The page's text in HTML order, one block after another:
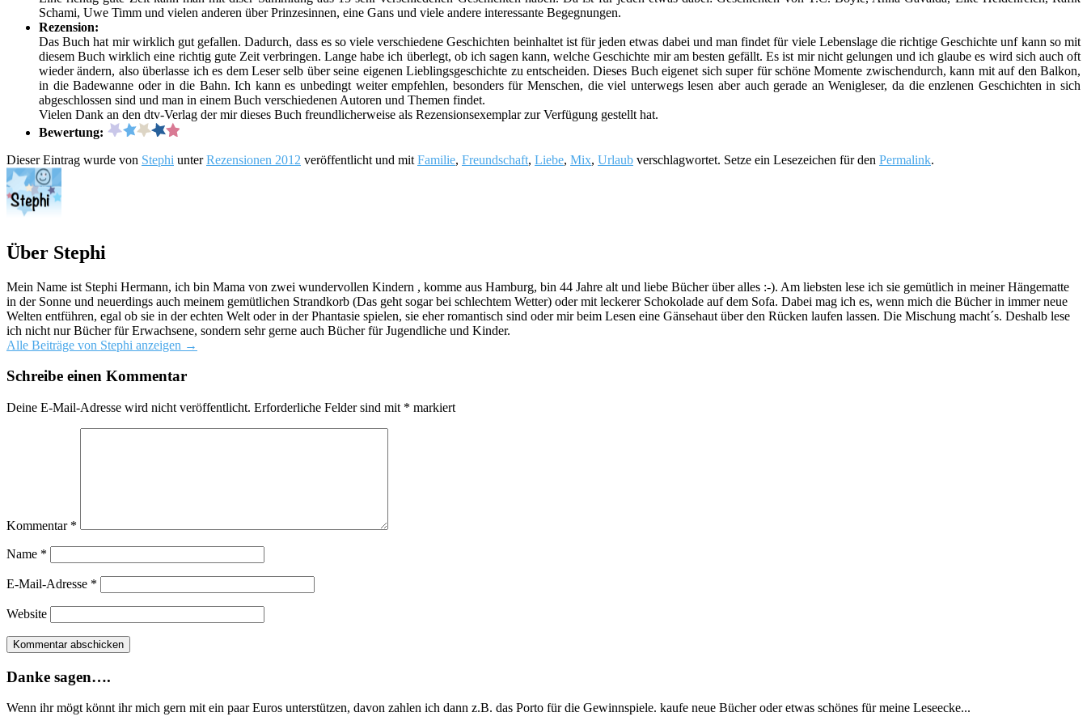
Schami, Uwe Timm und vielen anderen über Prinzesinnen, eine Gans und viele andere interessante Begegnungen.
Rezension:
Das Buch hat mir wirklich gut gefallen. Dadurch, dass es so viele verschiedene Geschichten beinhaltet ist für jeden etwas dabei und man findet für viele Lebenslage die richtige Geschichte unf kann so mit
diesem Buch wirklich eine richtig gute Zeit verbringen. Lange habe ich überlegt, ob ich sagen kann, welche Geschichte mir am besten gefällt. Es ist mir nicht gelungen und ich glaube es wird sich auch oft
wieder ändern, also überlasse ich es dem Leser selb über seine eigenen Lieblingsgeschichte zu entscheiden. Dieses Buch eigenet sich super für schöne Momente zwischendurch, kann mit auf den Balkon,
in die Badewanne oder in die Bahn. Ich kann es unbedingt weiter empfehlen, besonders für Menschen, die viel unterwegs lesen aber auch gerade an Wenigleser, da die enzlenen Geschichten in sich
abgeschlossen sind und man in einem Buch verschiedenen Autoren und Themen findet.
Vielen Dank an den dtv-Verlag der mir dieses Buch freundlicherweise als Rezensionsexemplar zur Verfügung gestellt hat.
Bewertung:
Dieser Eintrag wurde von Stephi unterRezensionen 2012 veröffentlicht und mit Familie, Freundschaft, Liebe, Mix, Urlaub verschlagwortet. Setze ein Lesezeichen für den Permalink.
Über Stephi
Mein Name ist Stephi Hermann, ich bin Mama von zwei wundervollen Kindern , komme aus Hamburg, bin 44 Jahre alt und liebe Bücher über alles :-). Am liebsten lese ich sie gemütlich in meiner Hängematte
in der Sonne und neuerdings auch meinem gemütlichen Strandkorb (Das geht sogar bei schlechtem Wetter) oder mit leckerer Schokolade auf dem Sofa. Dabei mag ich es, wenn mich die Bücher in immer neue
Welten entführen, egal ob sie in der echten Welt oder in der Phantasie spielen, sie eher romantisch sind oder mir beim Lesen eine Gänsehaut über den Rücken laufen lassen. Die Mischung macht´s. Deshalb lese
ich nicht nur Bücher für Erwachsene, sondern sehr gerne auch Bücher für Jugendliche und Kinder.
Alle Beiträge von Stephi anzeigen →
Schreibe einen Kommentar
Deine E-Mail-Adresse wird nicht veröffentlicht. Erforderliche Felder sind mit * markiert
Kommentar *
Name *
E-Mail-Adresse *
Website
Danke sagen….
Wenn ihr mögt könnt ihr mich gern mit ein paar Euros unterstützen, davon zahlen ich dann z.B. das Porto für die Gewinnspiele. kaufe neue Bücher oder etwas schönes für meine Leseecke...